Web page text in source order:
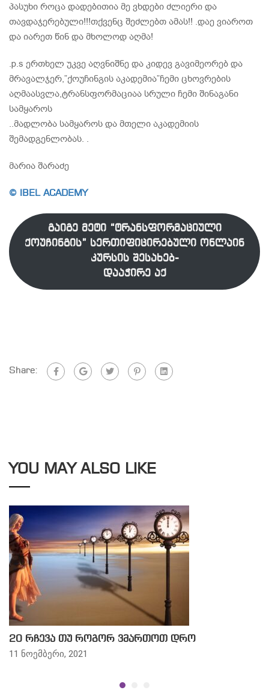
პასუხი როცა დადებითია მე ვხდები ძლიერი და
თავდაჯერებული!!!თქვენც შეძლებთ ამას!! .დაე ვიაროთ
და იარეთ წინ და მხოლოდ აღმა!
.p.s ერთხელ უკვე აღვნიშნე და კიდევ გავიმეორებ და
მრავალჯერ,”ქოუჩინგის აკადემია”ჩემი ცხოვრების
აღმაასვლა,ტრანსფორმაციაა სრული ჩემი შინაგანი
სამყაროს
..მადლობა სამყაროს და მთელი აკადემიის
შემადგენლობას. .​
მარია შარაძე
© IBEL ACADEMY
გაიგე მეტი “ტრანსფორმაციული
ქოუჩინგის” სერთიფიცირებული ონლაინ
კურსის შესახებ-
დააჭირე აქ
Share:
YOU MAY ALSO LIKE
20 რჩევა თუ როგორ ვმართოთ დრო
11 ნოემბერი, 2021